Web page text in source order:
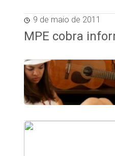
9 de maio de 2011
MPE cobra